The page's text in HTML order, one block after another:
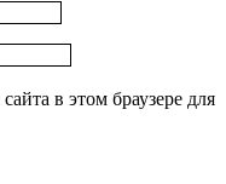
в этом браузере для